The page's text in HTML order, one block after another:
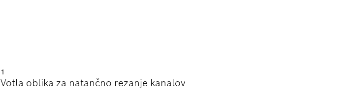
1
Votla oblika za natančno rezanje kanalov